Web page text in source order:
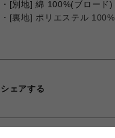
・[別地]綿 100%(ブロード)
・[裏地] ポリエステル 100%
シェアする